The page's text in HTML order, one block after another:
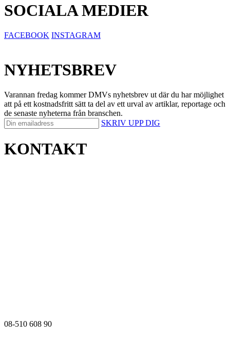
SOCIALA MEDIER
FACEBOOK INSTAGRAM
NYHETSBREV
Varannan fredag kommer DMVs nyhetsbrev ut där du har möjlighet
att på ett kostnadsfritt sätt ta del av ett urval av artiklar, reportage och
de senaste nyheterna från branschen.
SKRIV UPP DIG
KONTAKT
08-510 608 90